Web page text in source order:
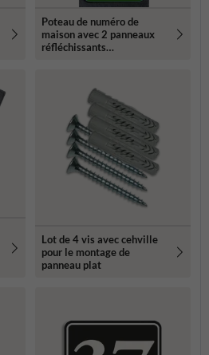
Poteau de numéro de
maison avec 2 panneaux
réfléchissants
Lot de 4 vis avec cehville
pour le montage de
panneau plat